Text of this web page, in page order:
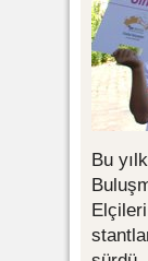
Bu